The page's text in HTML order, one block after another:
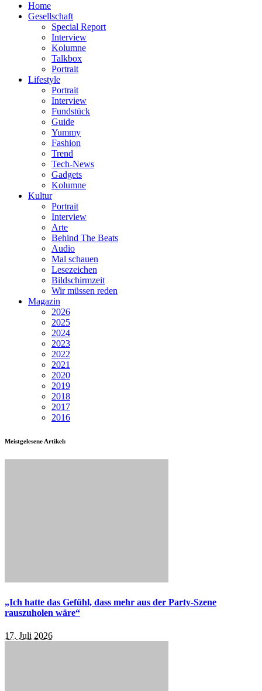
Home
Gesellschaft
Special Report
Interview
Kolumne
Talkbox
Portrait
Lifestyle
Portrait
Interview
Fundstück
Guide
Yummy
Fashion
Trend
Tech-News
Gadgets
Kolumne
Kultur
Portrait
Interview
Arte
Behind The Beats
Audio
Mal schauen
Lesezeichen
Bildschirmzeit
Wir müssen reden
Magazin
2026
2025
2024
2023
2022
2021
2020
2019
2018
2017
2016
Meistgelesene Artikel:
„Ich hatte das Gefühl, dass mehr aus der Party-Szene
rauszuholen wäre“
17. Juli 2026